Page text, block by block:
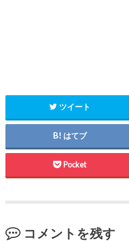
ツイート
はてブ
Pocket
コメントを残す